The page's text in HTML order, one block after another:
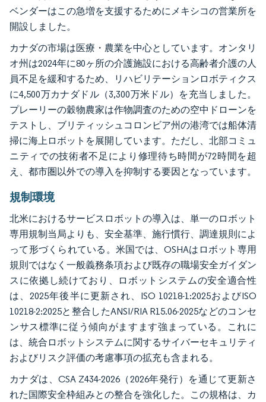
ベンダーはこの急増を支援するためにメキシコの営業所を
開設しました。
カナダの市場は医療・農業を中心としています。オンタリ
オ州は2024年に80ヶ所の介護施設における高齢者介護の人
員不足を緩和するため、リハビリテーションロボティクス
に4,500万カナダドル（3,300万米ドル）を充当しました。
プレーリーの穀物農家は作物調査のための空中ドローンを
テストし、ブリティッシュコロンビア州の港湾では船体清
掃に海上ロボットを展開しています。ただし、北部コミュ
ニティでの技術者不足により修理待ち時間が72時間を超
え、都市圏以外での導入を抑制する要因となっています。
規制環境
北米におけるサービスロボットの導入は、単一のロボット
専用規制当局よりも、安全基準、施行慣行、調達規則によ
って形づくられている。米国では、OSHAはロボット専用
規則ではなく一般義務条項および既存の職場安全ガイダン
スに依拠し続けており、ロボットシステムの安全適合性
は、2025年後半に更新され、ISO 10218-1:2025およびISO
10218-2:2025と整合したANSI/RIA R15.06-2025などのコンセ
ンサス標準に従う傾向がますます強まっている。これに
は、統合ロボットシステムに関するサイバーセキュリティ
およびリスク評価の考慮事項の拡充も含まれる。
カナダは、CSA Z434-2026（2026年発行）を通じて更新さ
れた国際安全枠組みとの整合を強化した。この規格は、カ